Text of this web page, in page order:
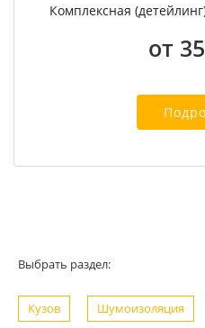
Комплексная
от
Выбрать раздел:
Кузов Шумоизоляция